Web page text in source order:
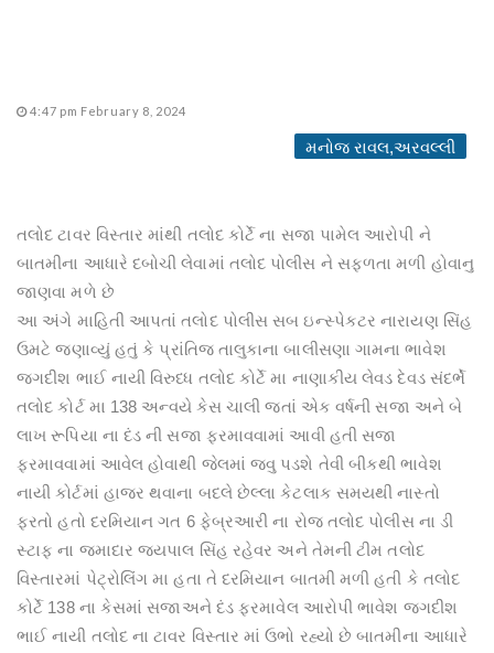
4:47 pm February 8, 2024
મનોજ રાવલ,અરવલ્લી
તલોદ ટાવર વિસ્તાર માંથી તલોદ કોર્ટે ના સજા પામેલ આરોપી ને
બાતમીના આધારે દબોચી લેવામાં તલોદ પોલીસ ને સફળતા મળી હોવાનુ
જાણવા મળે છે
આ અંગે માહિતી આપતાં તલોદ પોલીસ સબ ઇન્સ્પેકટર નારાયણ સિંહ
ઉમટે જણાવ્યું હતું કે પ્રાંતિજ તાલુકાના બાલીસણા ગામના ભાવેશ
જગદીશ ભાઈ નાયી વિરુધ્ધ તલોદ કોર્ટે મા નાણાકીય લેવડ દેવડ સંદર્ભે
તલોદ કોર્ટ મા 138 અન્વયે કેસ ચાલી જતાં એક વર્ષની સજા અને બે
લાખ રૂપિયા ના દંડ ની સજા ફરમાવવામાં આવી હતી સજા
ફરમાવવામાં આવેલ હોવાથી જેલમાં જવુ પડશે તેવી બીકથી ભાવેશ
નાયી કોર્ટમાં હાજર થવાના બદલે છેલ્લા કેટલાક સમયથી નાસ્તો
ફરતો હતો દરમિયાન ગત 6 ફેબ્રઆરી ના રોજ તલોદ પોલીસ ના ડી
સ્ટાફ ના જમાદાર જયપાલ સિંહ રહેવર અને તેમની ટીમ તલોદ
વિસ્તારમાં પેટ્રોલિંગ મા હતા તે દરમિયાન બાતમી મળી હતી કે તલોદ
કોર્ટે 138 ના કેસમાં સજાઅને દંડ ફરમાવેલ આરોપી ભાવેશ જગદીશ
ભાઈ નાયી તલોદ ના ટાવર વિસ્તાર માં ઉભો રહ્યો છે બાતમીના આધારે